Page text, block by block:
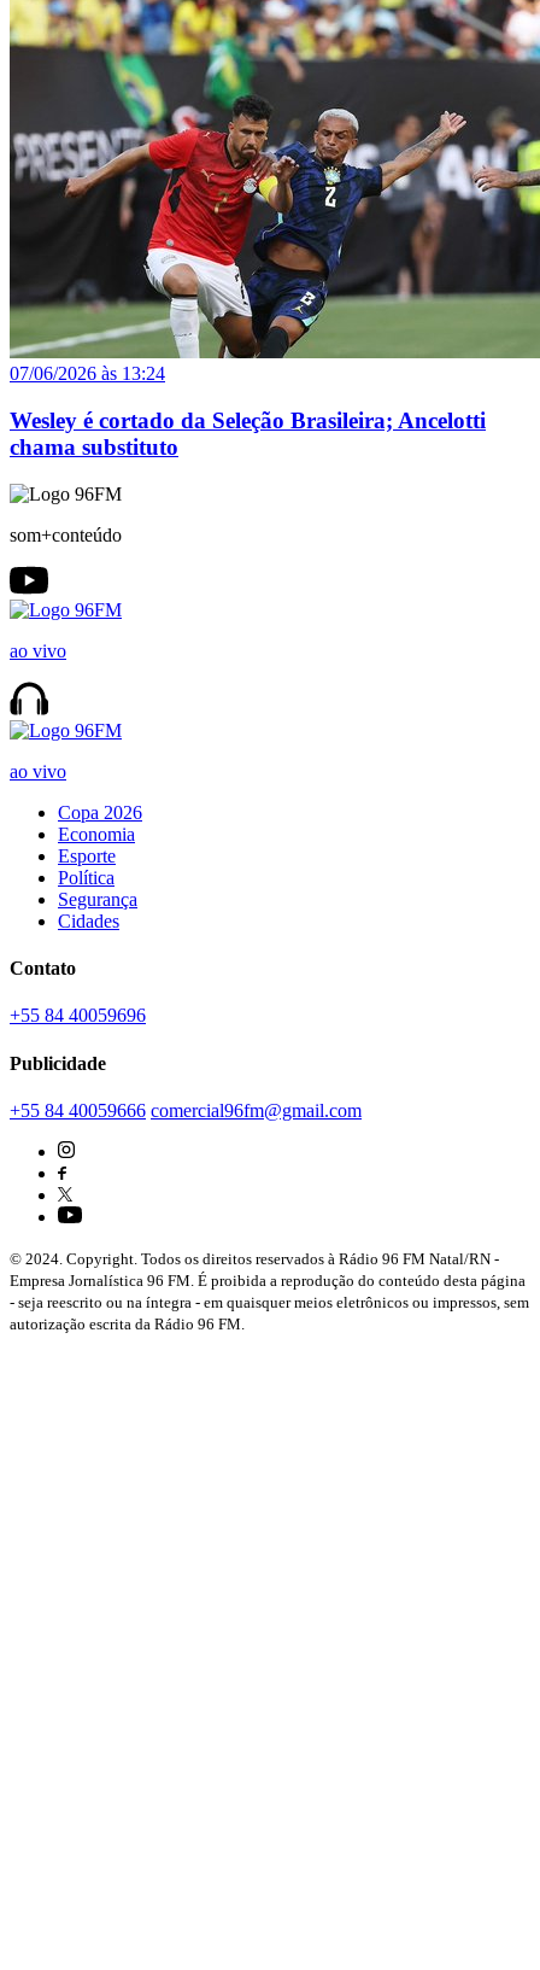
07/06/2026 às 13:24
Wesley é cortado da Seleção Brasileira; Ancelotti
chama substituto
som+conteúdo
ao vivo
ao vivo
Copa 2026
Economia
Esporte
Política
Segurança
Cidades
Contato
+55 84 40059696
Publicidade
+55 84 40059666 comercial96fm@gmail.com
© 2024. Copyright. Todos os direitos reservados à Rádio 96 FM Natal/RN -
Empresa Jornalística 96 FM. É proibida a reprodução do conteúdo desta página
- seja reescrito ou na íntegra - em quaisquer meios eletrônicos ou impressos, sem
autorização escrita da Rádio 96 FM.